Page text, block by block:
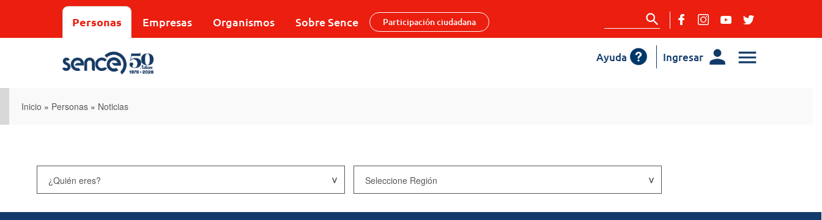
Personas Empresas Organismos Sobre Sence Participación ciudadana
Ingresar
Ayuda
Inicio » Personas » Noticias